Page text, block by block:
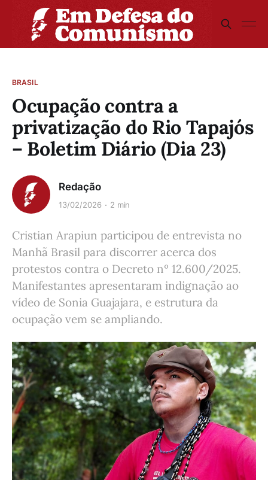
BRASIL
Ocupação contra a
privatização do Rio Tapajós
– Boletim Diário (Dia 23)
Redação
13/02/2026 2 min
Cristian Arapiun participou de entrevista no
Manhã Brasil para discorrer acerca dos
protestos contra o Decreto nº 12.600/2025.
Manifestantes apresentaram indignação ao
vídeo de Sonia Guajajara, e estrutura da
ocupação vem se ampliando.